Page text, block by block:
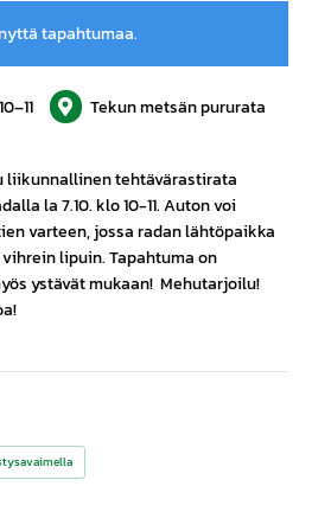
tapahtumaa.
–11 Tekun metsän pururata
liikunnallinen tehtävärastirata
la 7.10. klo 10-11. Auton voi
varteen, jossa radan lähtöpaikka
lipuin. Tapahtuma on
ystävät mukaan! Mehutarjoilu!